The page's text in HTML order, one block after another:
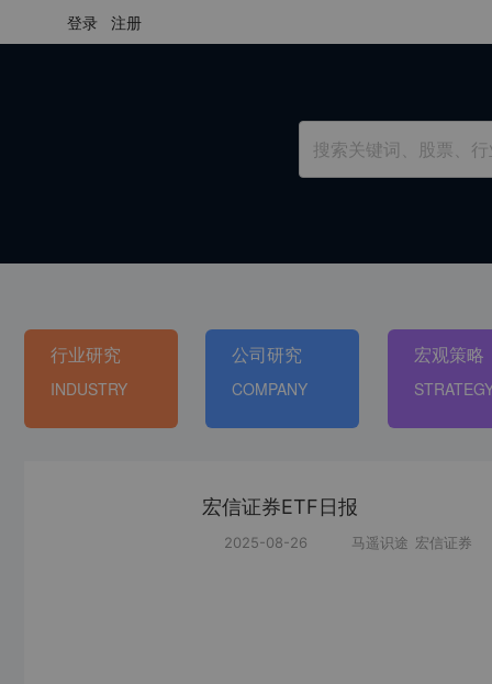
登录 注册
行业研究
INDUSTRY
公司研究
COMPANY
宏观策略
宏信证券ETF日报
2025-08-26 马遥识途 宏信证券